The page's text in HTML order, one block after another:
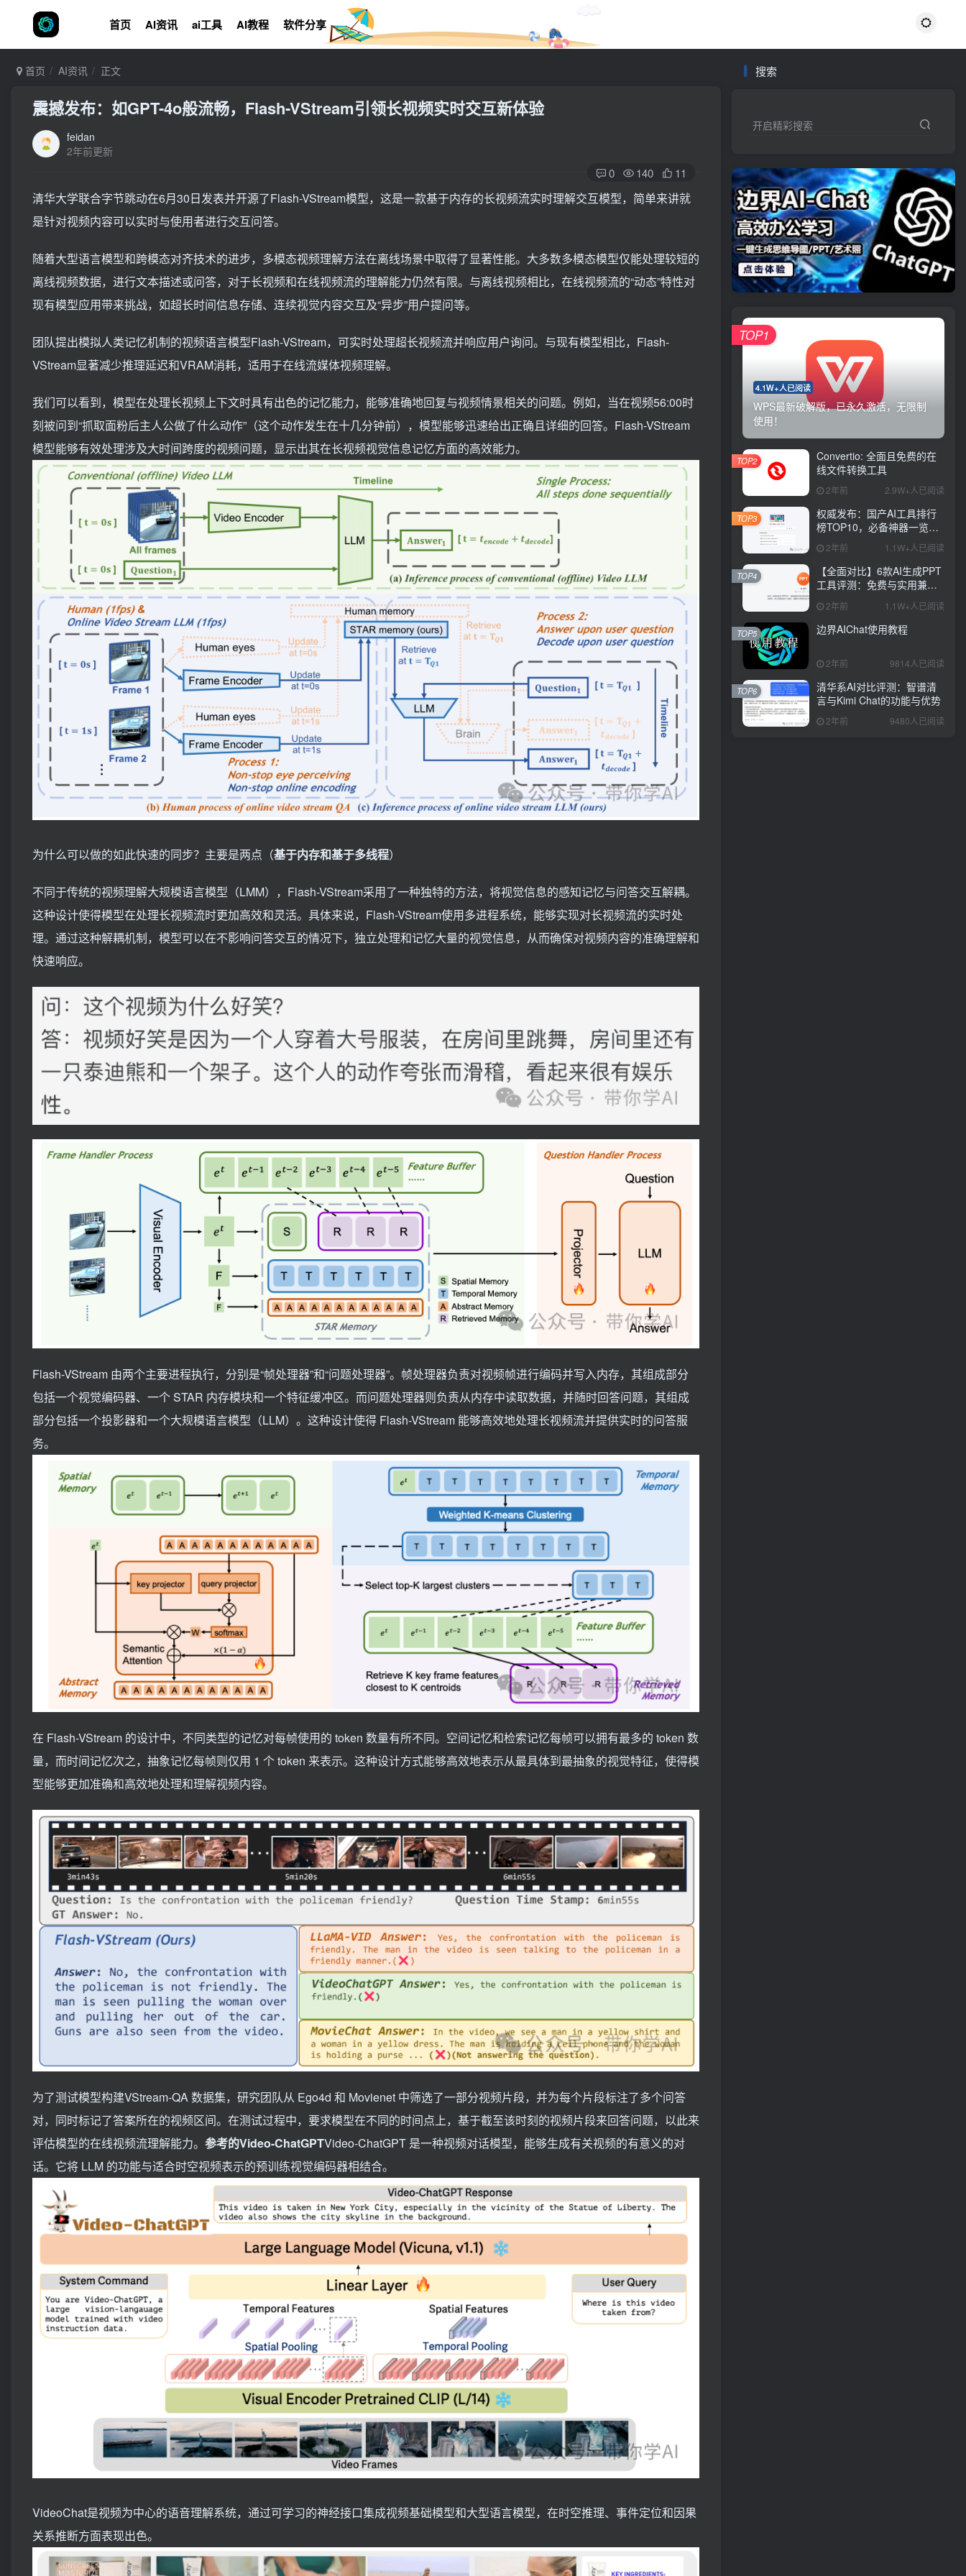
首页 AI资讯 ai工具 AI教程 软件分享
首页 AI资讯 正文
震撼发布：如GPT-4o般流畅，Flash-VStream引领长视频实时交互新体验
feidan
2年前更新
0 140 11
清华大学联合字节跳动在6月30日发表并开源了Flash-VStream模型，这是一款基于内存的长视频流实时理解交互模型，简单来讲就
是针对视频内容可以实时与使用者进行交互问答。
随着大型语言模型和跨模态对齐技术的进步，多模态视频理解方法在离线场景中取得了显著性能。大多数多模态模型仅能处理较短的
离线视频数据，进行文本描述或问答，对于长视频和在线视频流的理解能力仍然有限。与离线视频相比，在线视频流的“动态”特性对
现有模型应用带来挑战，如超长时间信息存储、连续视觉内容交互及“异步”用户提问等。
团队提出模拟人类记忆机制的视频语言模型Flash-VStream，可实时处理超长视频流并响应用户询问。与现有模型相比，Flash-
VStream显著减少推理延迟和VRAM消耗，适用于在线流媒体视频理解。
我们可以看到，模型在处理长视频上下文时具有出色的记忆能力，能够准确地回复与视频情景相关的问题。例如，当在视频56:00时
刻被问到“抓取面粉后主人公做了什么动作”（这个动作发生在十几分钟前），模型能够迅速给出正确且详细的回答。Flash-VStream
模型能够有效处理涉及大时间跨度的视频问题，显示出其在长视频视觉信息记忆方面的高效能力。
为什么可以做的如此快速的同步？主要是两点（基于内存和基于多线程）
不同于传统的视频理解大规模语言模型（LMM），Flash-VStream采用了一种独特的方法，将视觉信息的感知记忆与问答交互解耦。
这种设计使得模型在处理长视频流时更加高效和灵活。具体来说，Flash-VStream使用多进程系统，能够实现对长视频流的实时处
理。通过这种解耦机制，模型可以在不影响问答交互的情况下，独立处理和记忆大量的视觉信息，从而确保对视频内容的准确理解和
快速响应。
Flash-VStream 由两个主要进程执行，分别是“帧处理器”和“问题处理器”。帧处理器负责对视频帧进行编码并写入内存，其组成部分
包括一个视觉编码器、一个 STAR 内存模块和一个特征缓冲区。而问题处理器则负责从内存中读取数据，并随时回答问题，其组成
部分包括一个投影器和一个大规模语言模型（LLM）。这种设计使得 Flash-VStream 能够高效地处理长视频流并提供实时的问答服
务。
在 Flash-VStream 的设计中，不同类型的记忆对每帧使用的 token 数量有所不同。空间记忆和检索记忆每帧可以拥有最多的 token 数
量，而时间记忆次之，抽象记忆每帧则仅用 1 个 token 来表示。这种设计方式能够高效地表示从最具体到最抽象的视觉特征，使得模
型能够更加准确和高效地处理和理解视频内容。
为了测试模型构建VStream-QA 数据集，研究团队从 Ego4d 和 Movienet 中筛选了一部分视频片段，并为每个片段标注了多个问答
对，同时标记了答案所在的视频区间。在测试过程中，要求模型在不同的时间点上，基于截至该时刻的视频片段来回答问题，以此来
评估模型的在线视频流理解能力。 参考的Video-ChatGPTVideo-ChatGPT 是一种视频对话模型，能够生成有关视频的有意义的对
话。它将 LLM 的功能与适合时空视频表示的预训练视觉编码器相结合。
VideoChat是视频为中心的语音理解系统，通过可学习的神经接口集成视频基础模型和大型语言模型，在时空推理、事件定位和因果
关系推断方面表现出色。
搜索
开启精彩搜索
4.1W+人已阅读
WPS最新破解版，已永久激活，无限制
使用！
TOP1
Convertio: 全面且免费的在
线文件转换工具
2年前 2.9W+人已阅读
TOP2
权威发布：国产AI工具排行
榜TOP10，必备神器一览无
2年前 1.1W+人已阅读
TOP3
【全面对比】6款AI生成PPT
工具评测：免费与实用兼
具，哪款更胜一筹？
2年前 1.1W+人已阅读
TOP4
边界AIChat使用教程
2年前 9814人已阅读
TOP5
清华系AI对比评测：智谱清
言与Kimi Chat的功能与优势
2年前 9480人已阅读
TOP6